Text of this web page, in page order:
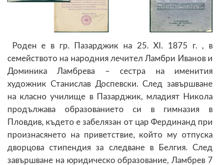
Роден е в гр. Пазарджик на 25. XI. 1875 г. , в
семейството на народния лечител Ламбри Иванов и
Доминика Ламбрева – сестра на именития
художник Станислав Доспевски. След завършване
на класно училище в Пазарджик, младият Никола
продължава образованието си в гимназия в
Пловдив, където е забелязан от цар Фердинанд при
произнасянето на приветствие, който му отпуска
дворцова стипендия за следване в Белгия. След
завършване на юридическо образование, Ламбрев 7